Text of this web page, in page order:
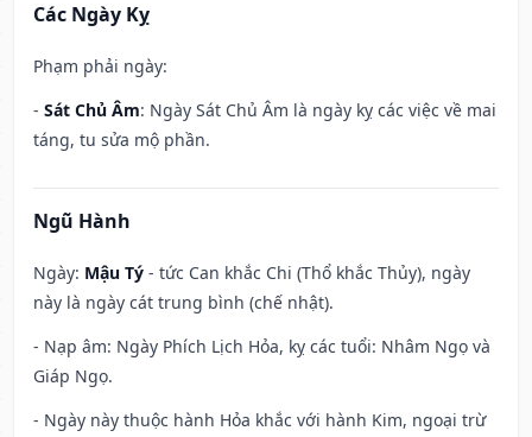
Các Ngày Kỵ
Phạm phải ngày:
- Sát Chủ Âm: Ngày Sát Chủ Âm là ngày kỵ các việc về mai
táng, tu sửa mộ phần.
Ngũ Hành
Ngày: Mậu Tý - tức Can khắc Chi (Thổ khắc Thủy), ngày
này là ngày cát trung bình (chế nhật).
- Nạp âm: Ngày Phích Lịch Hỏa, kỵ các tuổi: Nhâm Ngọ và
Giáp Ngọ.
- Ngày này thuộc hành Hỏa khắc với hành Kim, ngoại trừ